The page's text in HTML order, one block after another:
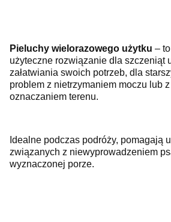
Pieluchy wielorazowego użytku –
użyteczne rozwiązanie dla szczeniąt
załatwiania swoich potrzeb, dla
problem z nietrzymaniem moczu lub
oznaczaniem terenu.
Idealne podczas podróży, pomagają
związanych z niewyprowadzeniem
wyznaczonej porze.